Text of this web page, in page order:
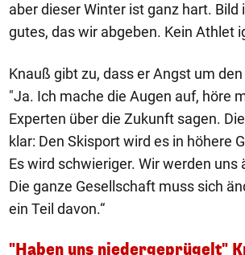
aber dieser Winter ist ganz hart. Bild
gutes, das wir abgeben. Kein Athlet
Knauß gibt zu, dass er Angst um
"Ja. Ich mache die Augen auf, höre
Experten über die Zukunft sagen.
klar: Den Skisport wird es in höhere
Es wird schwieriger. Wir werden uns
Die ganze Gesellschaft muss sich
ein Teil davon.“
"Haben uns niedergeprügelt"